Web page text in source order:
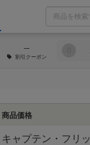
通販ストア
─
割引 クーポン
商品価格
キャプテン・フリッ